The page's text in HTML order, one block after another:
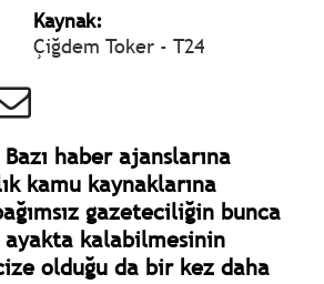
Kaynak:
Çiğdem Toker - T24
haber ajanslarına
kamu kaynaklarına
gazeteciliğin bunca
kalabilmesinin
olduğu da bir kez daha